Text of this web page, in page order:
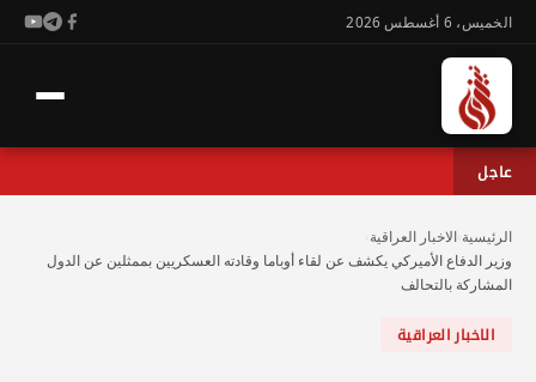
الخميس، 6 أغسطس 2026
عاجل
الرئيسية الاخبار العراقية
وزير الدفاع الأميركي يكشف عن لقاء أوباما وقادته العسكريين بممثلين عن الدول
المشاركة بالتحالف
الاخبار العراقية